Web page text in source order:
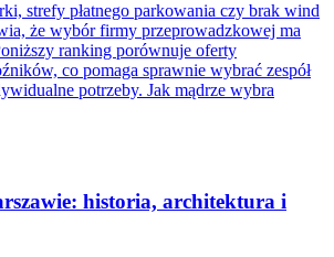
strefy płatnego parkowania czy brak wind
że wybór firmy przeprowadzkowej ma
ranking porównuje oferty
co pomaga sprawnie wybrać zespół
potrzeby. Jak mądrze wybra
historia, architektura i